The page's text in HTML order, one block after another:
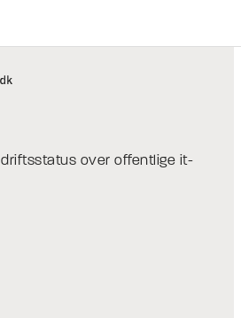
over offentlige it-